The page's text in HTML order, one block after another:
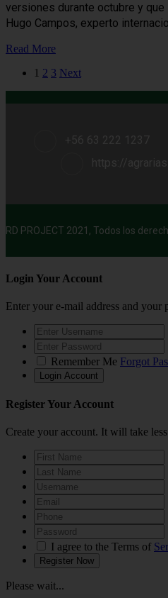
versiones durante octubre y
Hugo Campos, experto
Read More
1 2 3 Next
RD PROJECT 2021, Todos los
Login Your Account
Enter your e-mail address and your
Remember Me Forgot
Register Your Account
Create your account. It will take
I agree to the Terms of
Please wait...